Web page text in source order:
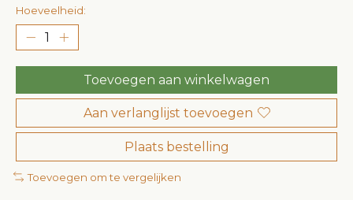
Hoeveelheid:
Toevoegen aan winkelwagen
Aan verlanglijst toevoegen
Plaats bestelling
Toevoegen om te vergelijken